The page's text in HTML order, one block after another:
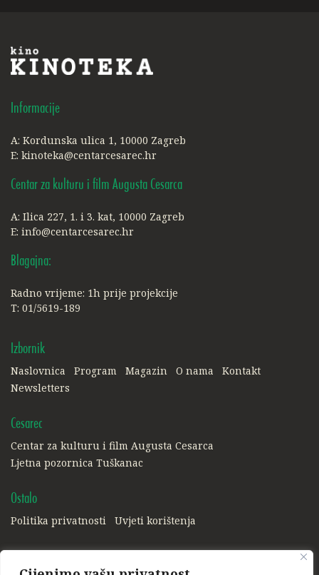
Informacije
A: Kordunska ulica 1, 10000 Zagreb
E: kinoteka@centarcesarec.hr
Centar za kulturu i film Augusta Cesarca
A: Ilica 227, 1. i 3. kat, 10000 Zagreb
E: info@centarcesarec.hr
Blagajna:
Radno vrijeme: 1h prije projekcije
T: 01/5619-189
Izbornik
Naslovnica Program Magazin O nama
Kontakt
Newsletters
Cesarec
Centar za kulturu i film Augusta Cesarca
Ljetna pozornica Tuškanac
Ostalo
Politika privatnosti Uvjeti korištenja